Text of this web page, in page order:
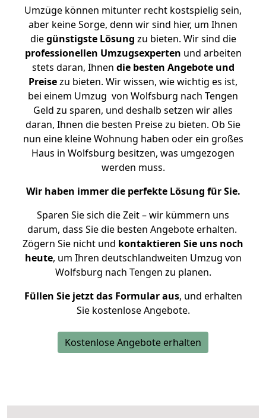
Umzüge können mitunter recht kostspielig sein,
aber keine Sorge, denn wir sind hier, um Ihnen
diegünstigste Lösung zu bieten. Wir sind die
professionellen Umzugsexperten und arbeiten
stets daran, Ihnen die besten Angebote und
Preisezu bieten. Wir wissen, wie wichtig es ist,
bei einem Umzug von Wolfsburg nach Tengen
Geld zu sparen, und deshalb setzen wir alles
daran, Ihnen die besten Preise zu bieten. Ob Sie
nun eine kleine Wohnung haben oder ein großes
Haus in Wolfsburg besitzen, was umgezogen
werden muss.
Wir haben immer die perfekte Lösung für Sie.
Sparen Sie sich die Zeit – wir kümmern uns
darum, dass Sie die besten Angebote erhalten.
Zögern Sie nicht und kontaktieren Sie uns noch
heute, um Ihren deutschlandweiten Umzug von
Wolfsburg nach Tengen zu planen.
Füllen Sie jetzt das Formular aus, und erhalten
Sie kostenlose Angebote.
Kostenlose Angebote erhalten